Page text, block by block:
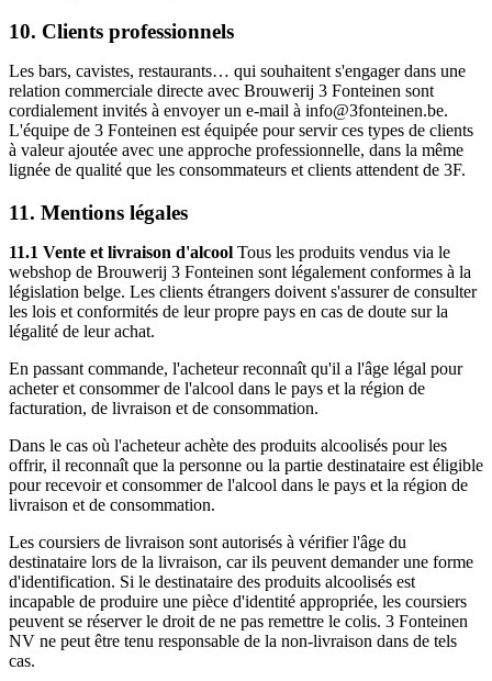
10. Clients professionnels
Les bars, cavistes, restaurants… qui souhaitent s'engager dans une
relation commerciale directe avec Brouwerij 3 Fonteinen sont
cordialement invités à envoyer un e-mail à info@3fonteinen.be.
L'équipe de 3 Fonteinen est équipée pour servir ces types de clients
à valeur ajoutée avec une approche professionnelle, dans la même
lignée de qualité que les consommateurs et clients attendent de 3F.
11. Mentions légales
11.1 Vente et livraison d'alcool Tous les produits vendus via le
webshop de Brouwerij 3 Fonteinen sont légalement conformes à la
législation belge. Les clients étrangers doivent s'assurer de consulter
les lois et conformités de leur propre pays en cas de doute sur la
légalité de leur achat.
En passant commande, l'acheteur reconnaît qu'il a l'âge légal pour
acheter et consommer de l'alcool dans le pays et la région de
facturation, de livraison et de consommation.
Dans le cas où l'acheteur achète des produits alcoolisés pour les
offrir, il reconnaît que la personne ou la partie destinataire est éligible
pour recevoir et consommer de l'alcool dans le pays et la région de
livraison et de consommation.
Les coursiers de livraison sont autorisés à vérifier l'âge du
destinataire lors de la livraison, car ils peuvent demander une forme
d'identification. Si le destinataire des produits alcoolisés est
incapable de produire une pièce d'identité appropriée, les coursiers
peuvent se réserver le droit de ne pas remettre le colis. 3 Fonteinen
NV ne peut être tenu responsable de la non-livraison dans de tels
cas.